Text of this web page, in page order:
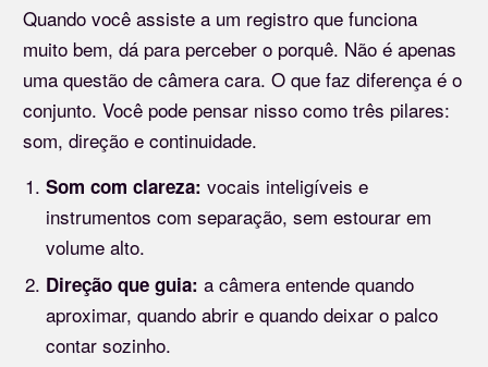
Quando você assiste a um registro que funciona
muito bem, dá para perceber o porquê. Não é apenas
uma questão de câmera cara. O que faz diferença é o
conjunto. Você pode pensar nisso como três pilares:
som, direção e continuidade.
Som com clareza: vocais inteligíveis e
instrumentos com separação, sem estourar em
volume alto.
Direção que guia: a câmera entende quando
aproximar, quando abrir e quando deixar o palco
contar sozinho.